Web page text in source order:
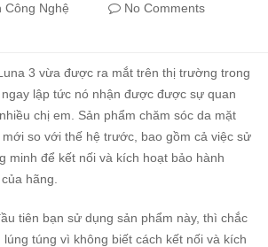
Công Nghệ
No Comments
3 vừa được ra mắt trên thị trường trong
lập tức nó nhận được được sự quan
chị em. Sản phẩm chăm sóc da mặt
so với thế hệ trước, bao gồm cả việc sử
minh để kết nối và kích hoạt bảo hành
hãng.
tiên bạn sử dụng sản phẩm này, thì chắc
túng vì không biết cách kết nối và kích